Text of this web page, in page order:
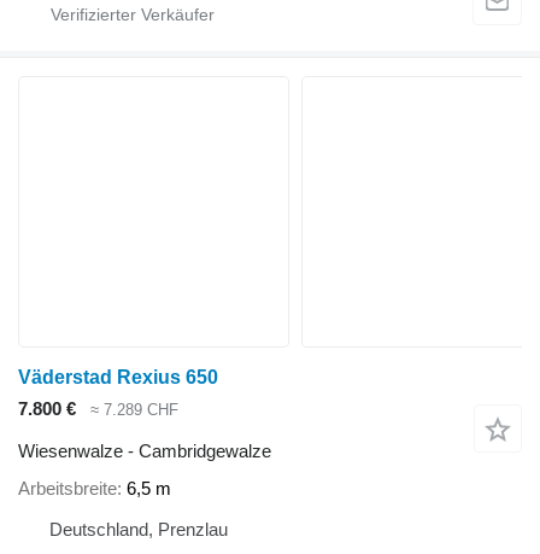
Väderstad Rexius 650
7.800 €
≈ 7.289 CHF
Wiesenwalze - Cambridgewalze
Arbeitsbreite 6,5 m
Deutschland, Prenzlau